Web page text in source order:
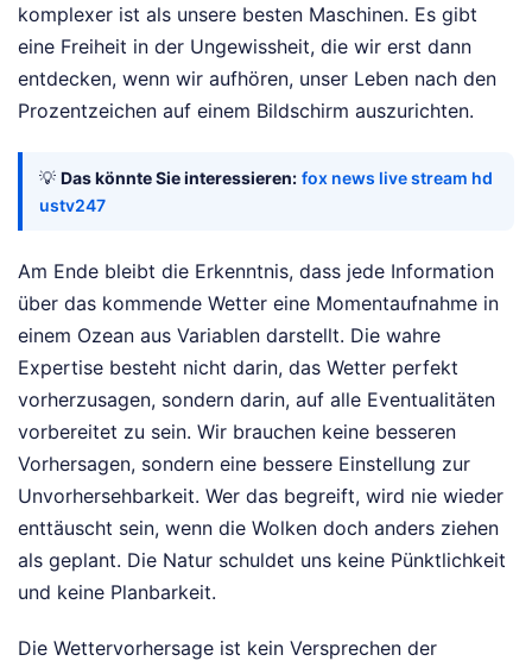
komplexer ist als unsere besten Maschinen. Es gibt
eine Freiheit in der Ungewissheit, die wir erst dann
entdecken, wenn wir aufhören, unser Leben nach den
Prozentzeichen auf einem Bildschirm auszurichten.
💡 Das könnte Sie interessieren: fox news live stream hd
ustv247
Am Ende bleibt die Erkenntnis, dass jede Information
über das kommende Wetter eine Momentaufnahme in
einem Ozean aus Variablen darstellt. Die wahre
Expertise besteht nicht darin, das Wetter perfekt
vorherzusagen, sondern darin, auf alle Eventualitäten
vorbereitet zu sein. Wir brauchen keine besseren
Vorhersagen, sondern eine bessere Einstellung zur
Unvorhersehbarkeit. Wer das begreift, wird nie wieder
enttäuscht sein, wenn die Wolken doch anders ziehen
als geplant. Die Natur schuldet uns keine Pünktlichkeit
und keine Planbarkeit.
Die Wettervorhersage ist kein Versprechen der